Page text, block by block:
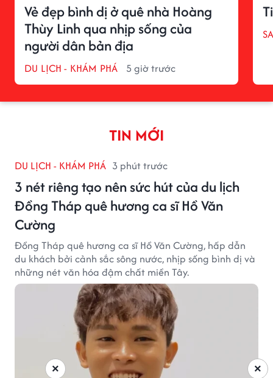
Vẻ đẹp bình dị ở quê nhà Hoàng
Thùy Linh qua nhịp sống của
người dân bản địa
DU LỊCH - KHÁM PHÁ 5 giờ trước
TIN MỚI
DU LỊCH - KHÁM PHÁ 3 phút trước
3 nét riêng tạo nên sức hút của du lịch
Đồng Tháp quê hương ca sĩ Hồ Văn
Cường
Đồng Tháp quê hương ca sĩ Hồ Văn Cường, hấp dẫn
du khách bởi cảnh sắc sông nước, nhịp sống bình dị và
những nét văn hóa đậm chất miền Tây.
×
×